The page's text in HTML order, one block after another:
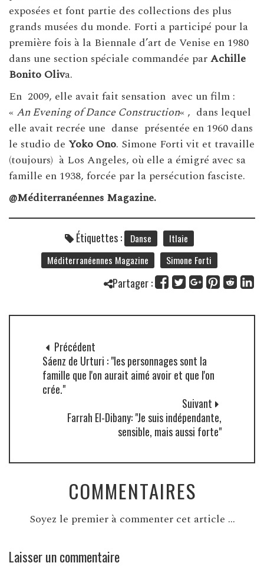
exposées et font partie des collections des plus
grands musées du monde. Forti a participé pour la
première fois à la Biennale d’art de Venise en 1980
dans une section spéciale commandée parAchille
Bonito Oliva.
En 2009, elle avait fait sensation avec un film :
« An Evening of Dance Construction« , dans lequel
elle avait recrée une danse présentée en 1960 dans
le studio de Yoko Ono. Simone Forti vit et travaille
(toujours) à Los Angeles, où elle a émigré avec sa
famille en 1938, forcée par la persécution fasciste.
@Méditerranéennes Magazine.
Étiquettes : Danse
Itlaie
Méditerranéennes Magazine
Simone Forti
Partager :
Précédent
Sáenz de Urturi : "les personnages sont la
famille que l'on aurait aimé avoir et que l'on
crée."
Suivant
Farrah El-Dibany: "Je suis indépendante,
sensible, mais aussi forte"
COMMENTAIRES
Soyez le premier à commenter cet article ...
Laisser un commentaire